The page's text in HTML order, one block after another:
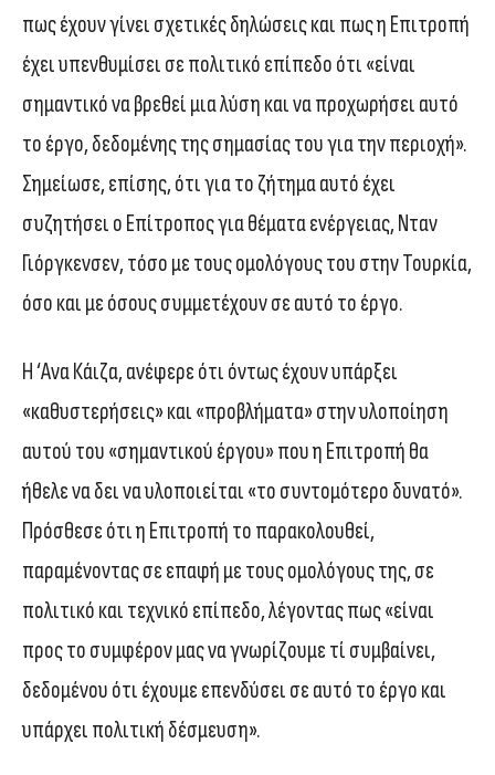
πως έχουν γίνει σχετικές δηλώσεις και πως η Επιτροπή
έχει υπενθυμίσει σε πολιτικό επίπεδο ότι «είναι
σημαντικό να βρεθεί μια λύση και να προχωρήσει αυτό
το έργο, δεδομένης της σημασίας του για την περιοχή».
Σημείωσε, επίσης, ότι για το ζήτημα αυτό έχει
συζητήσει ο Επίτροπος για θέματα ενέργειας, Νταν
Γιόργκενσεν, τόσο με τους ομολόγους του στην Τουρκία,
όσο και με όσους συμμετέχουν σε αυτό το έργο.
Η ‘Ανα Κάιζα, ανέφερε ότι όντως έχουν υπάρξει
«καθυστερήσεις» και «προβλήματα» στην υλοποίηση
αυτού του «σημαντικού έργου» που η Επιτροπή θα
ήθελε να δει να υλοποιείται «το συντομότερο δυνατό».
Πρόσθεσε ότι η Επιτροπή το παρακολουθεί,
παραμένοντας σε επαφή με τoυς ομολόγους της, σε
πολιτικό και τεχνικό επίπεδο, λέγοντας πως «είναι
προς το συμφέρον μας να γνωρίζουμε τί συμβαίνει,
δεδομένου ότι έχουμε επενδύσει σε αυτό το έργο και
υπάρχει πολιτική δέσμευση».